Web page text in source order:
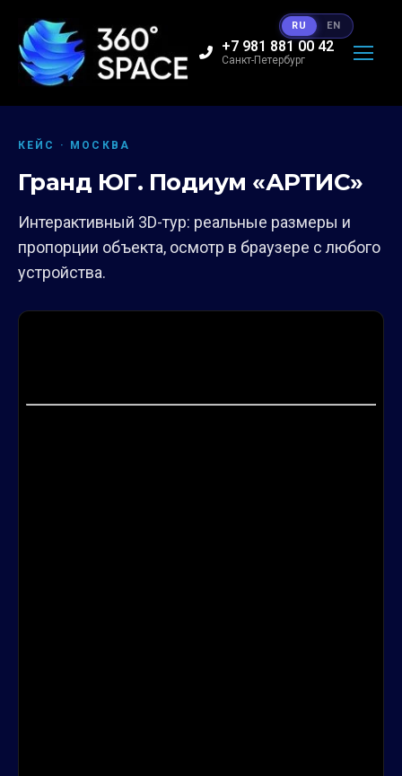
+7 981 881 00 42
Санкт-Петербург
КЕЙС · МОСКВА
Гранд ЮГ. Подиум «АРТИС»
Интерактивный 3D-тур: реальные размеры и
пропорции объекта, осмотр в браузере с любого
устройства.
RU EN